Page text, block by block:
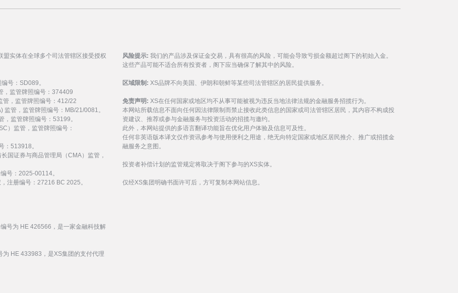
实体在全球多个司法管辖区接受授权
号：SD089。
，监管牌照编号：374409
管，监管牌照编号：412/22
管，监管牌照编号：MB/21/0081。
，监管牌照编号：53199。
）监管，监管牌照编号：
：513918。
国证券与商品管理局（CMA）监管，
号：2025-00114。
注册编号：27216 BC 2025。
号为 HE 426566，是一家金融科技解
HE 433983，是XS集团的支付代理
风险提示: 我们的产品涉及保证金交易，具有很高的风险，可能会导致亏损金额超过阁下的初始入金。
这些产品可能不适合所有投资者，阁下应当确保了解其中的风险。
区域限制: XS品牌不向美国、伊朗和朝鲜等某些司法管辖区的居民提供服务。
免责声明: XS在任何国家或地区均不从事可能被视为违反当地法律法规的金融服务招揽行为。
本网站所载信息不面向任何因法律限制而禁止接收此类信息的国家或司法管辖区居民，其内容不构成投
资建议、推荐或参与金融服务与投资活动的招揽与邀约。
此外，本网站提供的多语言翻译功能旨在优化用户体验及信息可及性。
任何非英语版本译文仅作资讯参考与使用便利之用途，绝无向特定国家或地区居民推介、推广或招揽金
融服务之意图。
投资者补偿计划的监管规定将取决于阁下参与的XS实体。
仅经XS集团明确书面许可后，方可复制本网站信息。